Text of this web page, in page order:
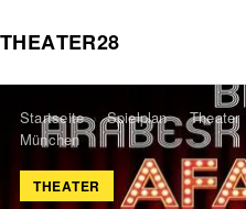
THEATER28
Startseite › Spielplan › Theater
München
THEATER